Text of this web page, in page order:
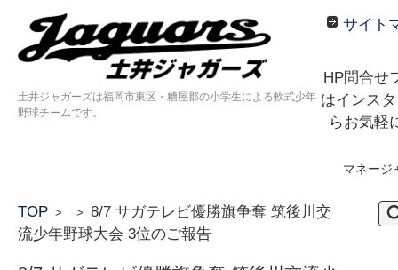
土井ジャガーズは福岡市東区・糟屋郡の小学生による軟式少年
野球チームです。
サイト
HP問合せ
はインス
らお気軽
マネー
TOP > > 8/7 サガテレビ優勝旗争奪 筑後川交
流少年野球大会 3位のご報告
検
索: